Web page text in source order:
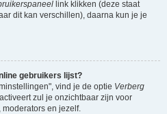
link klikken (deze staat
dit kan verschillen), daarna kun je je
gebruikers lijst?
vind je de optie Verberg
zul je onzichtbaar zijn voor
en jezelf.